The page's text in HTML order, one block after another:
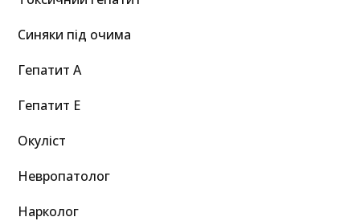
Синяки під очима
Гепатит A
Гепатит E
Окуліст
Невропатолог
Нарколог